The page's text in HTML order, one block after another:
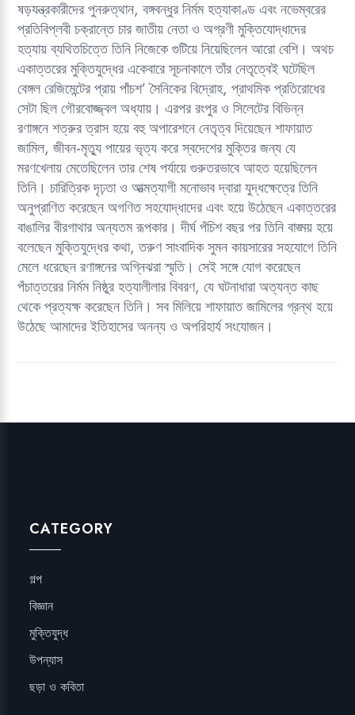
ষড়যন্ত্রকারীদের পুনরুত্থান, বঙ্গবন্ধুর নির্মম হত্যাকাণ্ড এবং নভেম্বরের
প্রতিবিপ্লবী চক্রান্তে চার জাতীয় নেতা ও অগ্রণী মুক্তিযোদ্ধাদের
হত্যায় ব্যথিতচিত্তে তিনি নিজেকে গুটিয়ে নিয়েছিলেন আরো বেশি। অথচ
একাত্তরের মুক্তিযুদ্ধের একেবারে সূচনাকালে তাঁর নেতৃত্বেই ঘটেছিল
বেঙ্গল রেজিমেন্টের প্রায় পাঁচশ’ সৈনিকের বিদ্রোহ, প্রাথমিক প্রতিরোধের
সেটা ছিল গৌরবোজ্জ্বল অধ্যায়। এরপর রংপুর ও সিলেটের বিভিন্ন
রণাঙ্গনে শত্রুর ত্রাস হয়ে বহু অপারেশনে নেতৃত্ব দিয়েছেন শাফায়াত
জামিল, জীবন-মৃত্যু পায়ের ভৃত্য করে স্বদেশের মুক্তির জন্য যে
মরণখেলায় মেতেছিলেন তার শেষ পর্যায়ে গুরুতরভাবে আহত হয়েছিলেন
তিনি। চারিত্রিক দৃঢ়তা ও আত্মত্যাগী মনোভাব দ্বারা যুদ্ধক্ষেত্রে তিনি
অনুপ্রাণিত করেছেন অগণিত সহযোদ্ধাদের এবং হয়ে উঠেছেন একাত্তরের
বাঙালির বীরগাথার অন্যতম রূপকার। দীর্ঘ পঁচিশ বছর পর তিনি বাঙ্ময় হয়ে
বলেছেন মুক্তিযুদ্ধের কথা, তরুণ সাংবাদিক সুমন কায়সারের সহযোগে তিনি
মেলে ধরেছেন রণাঙ্গনের অগ্নিঝরা স্মৃতি। সেই সঙ্গে যোগ করেছেন
পঁচাত্তরের নির্মম নিষ্ঠুর হত্যালীলার বিবরণ, যে ঘটনাধারা অত্যন্ত কাছ
থেকে প্রত্যক্ষ করেছেন তিনি। সব মিলিয়ে শাফায়াত জামিলের গ্রন্থ হয়ে
উঠেছে আমাদের ইতিহাসের অনন্য ও অপরিহার্য সংযোজন।
CATEGORY
গল্প
বিজ্ঞান
মুক্তিযুদ্ধ
উপন্যাস
ছড়া ও কবিতা